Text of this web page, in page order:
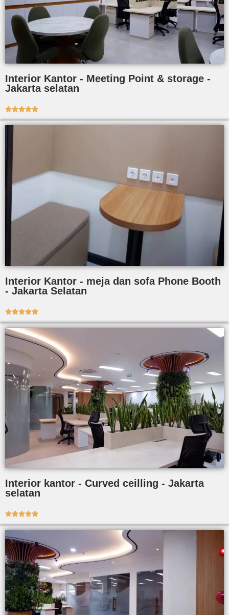
Interior Kantor - Meeting Point & storage -
Jakarta selatan

Interior Kantor - meja dan sofa Phone Booth
- Jakarta Selatan

Interior kantor - Curved ceilling - Jakarta
selatan
